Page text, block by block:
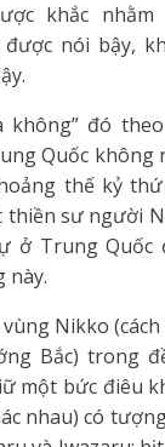
khắc
nói bậy,
không” đó
Quốc không
thế kỷ
thiền sư người
ở Trung Quốc
này.
Nikko
Bắc) trong
một bức điêu
nhau) có